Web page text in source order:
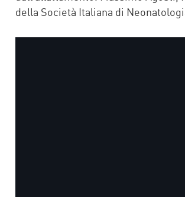
della Società Italiana di